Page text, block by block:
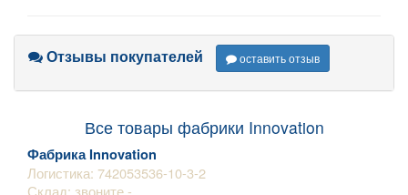
Отзывы покупателей оставить отзыв
Все товары фабрики Innovation
Фабрика Innovation
Логистика: 742053536-10-3-2
Склад: звоните -